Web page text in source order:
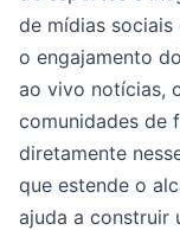
de mídias
o engajamento
ao vivo notícias,
comunidades de
diretamente
que estende o
ajuda a construir